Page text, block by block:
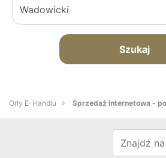
Szukaj
Orły E-Handlu Sprzedaż Internetowa -